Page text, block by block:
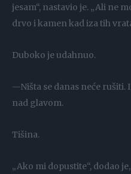
jesam“, nastavio je. „Ali ne
drvo i kamen kad iza tih
Duboko je udahnuo.
—Ništa se danas neće rušiti.
nad glavom.
Tišina.
„Ako mi dopustite“, dodao